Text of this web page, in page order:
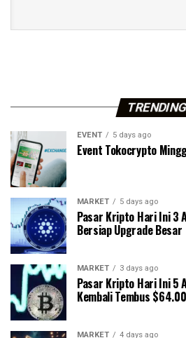
EVENT 5 days ago
Event Tokocrypto
MARKET 5 days ago
Pasar Kripto Hari Ini 3
Bersiap Upgrade Besar
MARKET 3 days ago
Pasar Kripto Hari Ini 5
Kembali Tembus
MARKET 4 days ago